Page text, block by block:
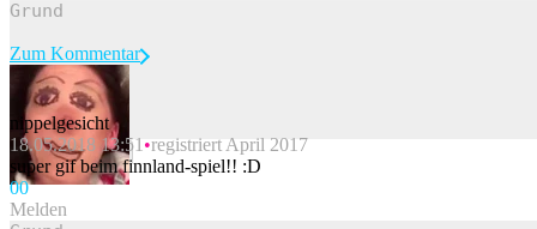
Beitrag melden
Zum Kommentar
nippelgesicht
18.05.2018 13:51 registriert April 2017
super gif beim finnland-spiel!! :D
00
Melden